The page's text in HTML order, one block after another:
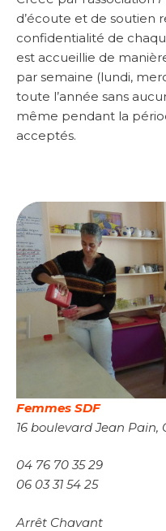
d’écoute et de soutien
confidentialité de
est accueillie de
par semaine (lundi,
toute l’année sans
même pendant la
acceptés.
Femmes SDF
16 boulevard Jean Pain,
04 76 70 35 29
06 03 31 54 25
Arrêt Chavant